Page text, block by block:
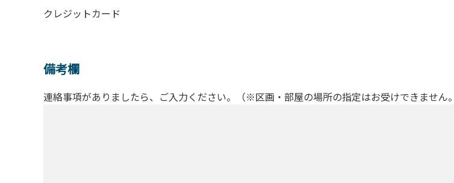
クレジットカード
備考欄
連絡事項がありましたら、ご入力ください。（※区画・部屋の場所の指定はお受けできません。